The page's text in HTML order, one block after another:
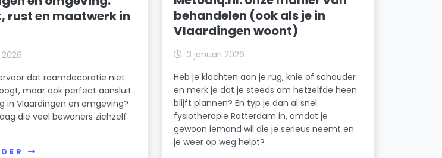
rust en maatwerk in
dat raamdecoratie niet
maar ook perfect aansluit
in Vlaardingen en omgeving?
die veel bewoners zichzelf
behandelen (ook als je in
Vlaardingen woont)
3 januari 2026
Heb je klachten aan je rug, knie of schouder
en merk je dat je steeds om hetzelfde heen
blijft plannen? En typ je dan al snel
fysiotherapie Rotterdam in, omdat je
gewoon iemand wil die je serieus neemt en
je weer op weg helpt?